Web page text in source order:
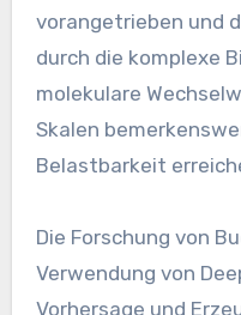
vorangetrieben und
durch die komplexe
molekulare
Skalen
Belastbarkeit
Die Forschung von
Verwendung von
Vorhersage und